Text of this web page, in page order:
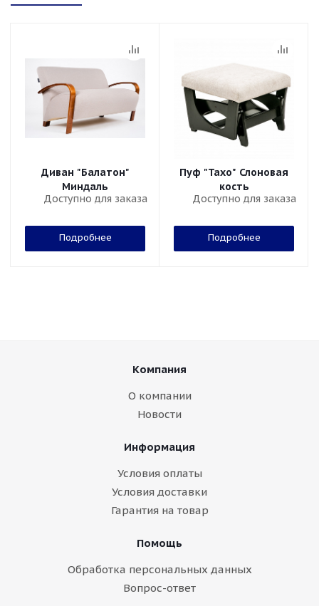
Диван "Балатон"
Миндаль
Доступно для заказа
Подробнее
Пуф "Тахо" Слоновая
кость
Доступно для заказа
Подробнее
Компания
О компании
Новости
Информация
Условия оплаты
Условия доставки
Гарантия на товар
Помощь
Обработка персональных данных
Вопрос-ответ